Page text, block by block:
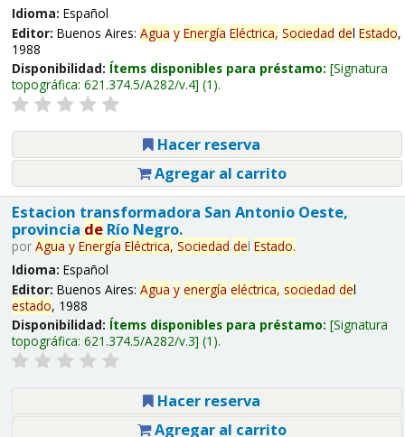
Idioma: Español
Editor: Buenos Aires: Agua y Energía Eléctrica, Sociedad del Estado,
1988
Disponibilidad: Ítems disponibles para préstamo: Signatura
topográfica: 621.374.5/A282/v.4 (1).
Hacer reserva
Agregar al carrito
Estacion transformadora San Antonio Oeste,
provincia deRío Negro.
por Agua y Energía Eléctrica, Sociedad del Estado.
Idioma: Español
Editor: Buenos Aires: Agua y energía eléctrica, sociedad del
estado, 1988
Disponibilidad: Ítems disponibles para préstamo: Signatura
topográfica: 621.374.5/A282/v.3 (1).
Hacer reserva
Agregar al carrito